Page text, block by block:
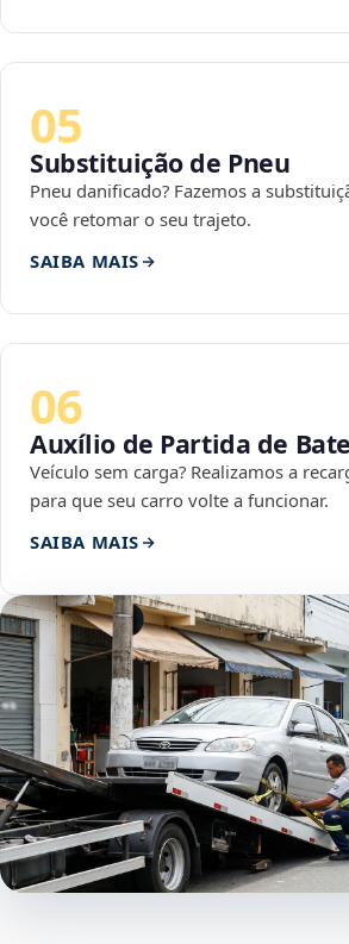
05
Substituição de Pneu
Pneu danificado? Fazemos a
você retomar o seu trajeto.
SAIBA MAIS
06
Auxílio de Partida de
Veículo sem carga? Realizamos a
para que seu carro volte a funcionar.
SAIBA MAIS